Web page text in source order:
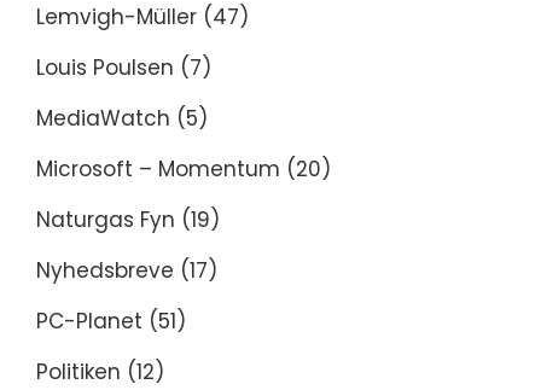
Lemvigh-Müller (47)
Louis Poulsen (7)
MediaWatch (5)
Microsoft – Momentum (20)
Naturgas Fyn (19)
Nyhedsbreve (17)
PC-Planet (51)
Politiken (12)